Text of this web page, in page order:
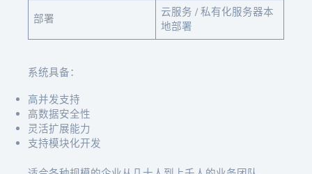
部署
云服务 / 私有化服务器本
地部署
系统具备：
高并发支持
高数据安全性
灵活扩展能力
支持模块化开发